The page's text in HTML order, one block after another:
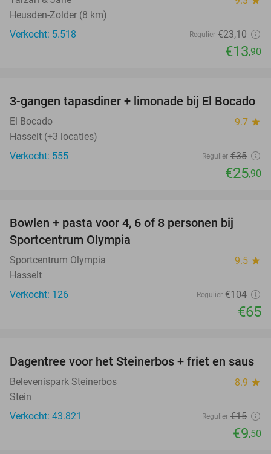
Heusden-Zolder (8 km)
Verkocht: 5.518
Regulier €23,10
€13,90
26%
3-gangen tapasdiner + limonade bij El Bocado
El Bocado 9.7 star
Hasselt (+3 locaties)
Verkocht: 555
Regulier €35
€25,90
Bowlen + pasta voor 4, 6 of 8 personen bij
Sportcentrum Olympia
Sportcentrum Olympia 9.5 star
Hasselt
Verkocht: 126
Regulier €104
€65
37%
Dagentree voor het Steinerbos + friet en saus
Belevenispark Steinerbos 8.9 star
Stein
Verkocht: 43.821
Regulier €15
€9,50